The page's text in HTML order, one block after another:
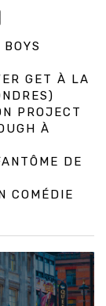
GET À LA
PROJECT
À
DE
COMÉDIE